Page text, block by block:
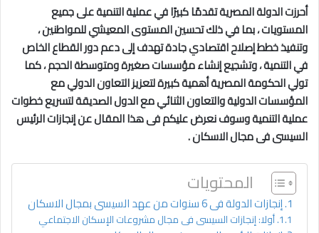
أحرزت الدولة المصرية تقدمًا كبيرًا في عملية التنمية على جميع
المستويات ، بما في ذلك تحسين المستوى المعيشي للمواطنين ،
وتنفيذ خطط إصلاح اقتصادي جادة تهدف إلى دعم دور القطاع الخاص
في التنمية ، وتشجيع إنشاء مؤسسات صغيرة ومتوسطة الحجم ، كما
تولي الحكومة المصرية أهمية كبيرة لتعزيز التعاون الدولي مع
المؤسسات الدولية والتعاون الثنائي مع الدول الصديقة لتسريع خطوات
عملية التنمية وسوف نعرض عليكم فى هذا المقال عن إنجازات الرئيس
السيسى فى مجال الاسكان.
المحتويات
إنجازات الدولة فى 6 سنوات من عهد السيسى بمجال الاسكان
أولا: إنجازات السيسى فى مجال مشروعات الإسكان الاجتماعي